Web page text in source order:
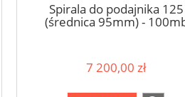
Spirala do podajnika 125
(średnica 95mm) -
7 200,00 zł